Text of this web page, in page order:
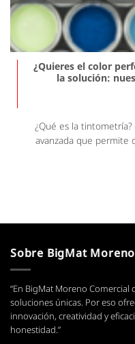
¿Quieres el color
la solución:
¿Qué es la
avanzada que permite
Sobre BigMat
“En BigMat Moreno
soluciones únicas. Por eso
innovación, creatividad y
honestidad.”